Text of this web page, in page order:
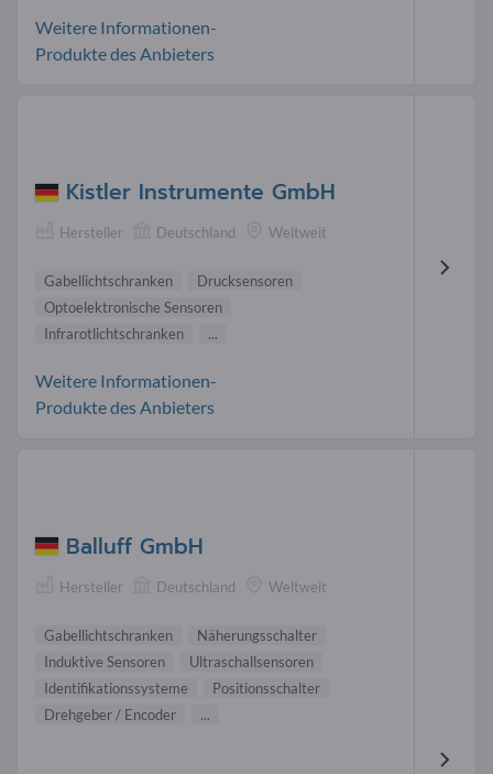
Weitere Informationen-
Produkte des Anbieters
Kistler Instrumente GmbH
Hersteller Deutschland Weltweit
Gabellichtschranken
Drucksensoren
Optoelektronische Sensoren
Infrarotlichtschranken
...
Weitere Informationen-
Produkte des Anbieters
Balluff GmbH
Hersteller Deutschland Weltweit
Gabellichtschranken
Näherungsschalter
Induktive Sensoren
Ultraschallsensoren
Identifikationssysteme
Positionsschalter
Drehgeber / Encoder
...